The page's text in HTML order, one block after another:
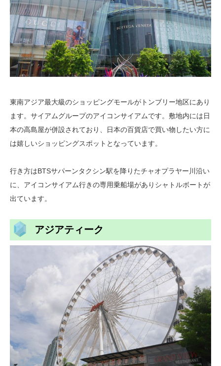
東南アジア最大級のショッピングモールがトンブリー地区にあり
ます。サイアムグループのアイコンサイアムです。敷地内には日
本の高島屋が併設されており、日本の百貨店で買い物したい方に
は嬉しいショッピングスポットとなっています。
行き方はBTSサパーンタクシン駅を降りたチャオプラヤー川沿い
に、アイコンサイアム行きの専用乗船場がありシャトルボートが
出ています。
アジアティーク